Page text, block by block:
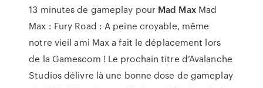
13 minutes de gameplay pour Mad MaxMad
Max : Fury Road : A peine croyable, même
notre vieil ami Max a fait le déplacement lors
de la Gamescom ! Le prochain titre d’Avalanche
Studios délivre là une bonne dose de gameplay